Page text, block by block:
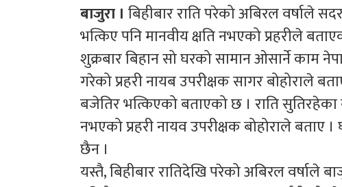
बाजुरा । बिहीबार राति परेको अबिरल वर्षाले
भत्किए पनि मानवीय क्षति नभएको प्रहरीले
शुक्रबार बिहान सो घरको सामान ओसार्ने काम
गरेको प्रहरी नायब उपरीक्षक सागर बोहोराले
बजेतिर भत्किएको बताएको छ । राति सुतिरहेका
नभएको प्रहरी नायव उपरीक्षक बोहोराले
छैन ।
यस्तै, बिहीबार रातिदेखि परेको अबिरल वर्षाले